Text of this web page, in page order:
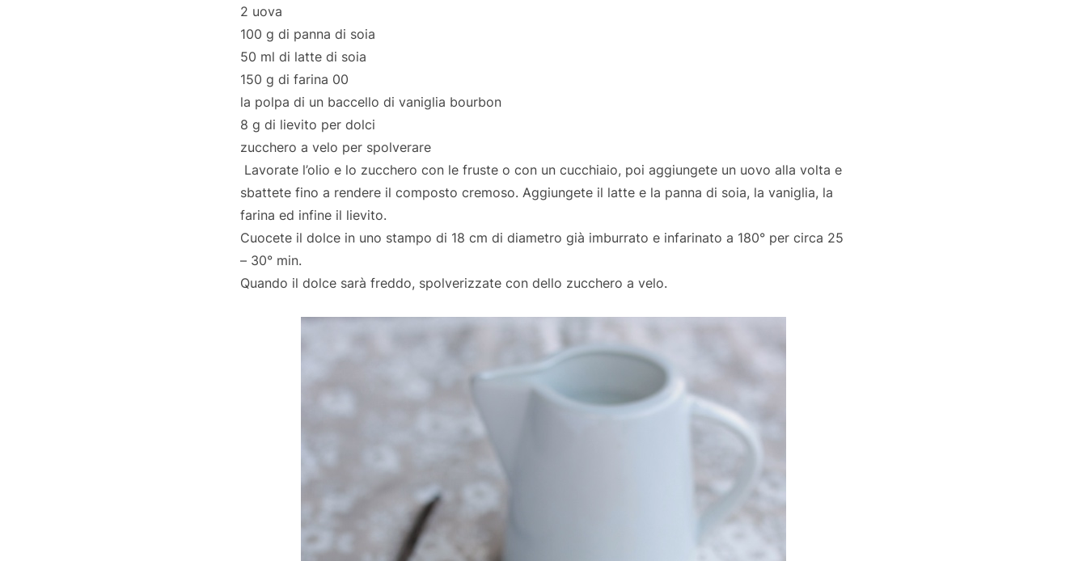
2 uova
100 g di panna di soia
50 ml di latte di soia
150 g di farina 00
la polpa di un baccello di vaniglia bourbon
8 g di lievito per dolci
zucchero a velo per spolverare
Lavorate l’olio e lo zucchero con le fruste o con un cucchiaio, poi aggiungete un uovo alla volta e
sbattete fino a rendere il composto cremoso. Aggiungete il latte e la panna di soia, la vaniglia, la
farina ed infine il lievito.
Cuocete il dolce in uno stampo di 18 cm di diametro già imburrato e infarinato a 180° per circa 25
– 30° min.
Quando il dolce sarà freddo, spolverizzate con dello zucchero a velo.